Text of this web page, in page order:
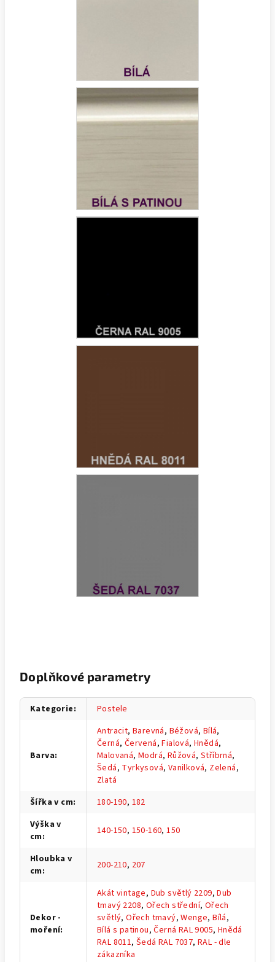
Doplňkové parametry
Kategorie: Postele
Barva:
Antracit,Barevná, Béžová, Bílá,
Černá, Červená,Fialová,Hnědá,
Malovaná,Modrá, Růžová,Stříbrná,
Šedá, Tyrkysová, Vanilková, Zelená,
Zlatá
Šířka v cm: 180-190, 182
Výška v
cm: 140-150, 150-160,150
Hloubka v
cm: 200-210, 207
Dekor -
moření:
Akát vintage, Dub světlý 2209,Dub
tmavý 2208, Ořech střední, Ořech
světlý,Ořech tmavý,Wenge,Bílá,
Bílá s patinou,Černá RAL 9005, Hnědá
RAL 8011,Šedá RAL 7037,RAL - dle
zákazníka